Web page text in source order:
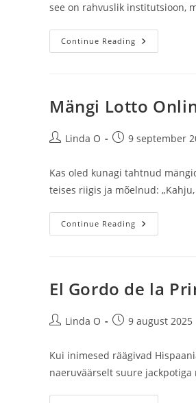
see on rahvuslik institutsioon,
Continue Reading Lotto
France:
Mängi
Stiilselt
Mängi Lotto
PostLinda O
Post9 september
Kas oled kunagi tahtnud
teises riigis ja mõelnud:
Continue Reading Mängi
Lotto
El Gordo de la
PostLinda O
Post9 august 2025
Kui inimesed räägivad
naeruväärselt suure